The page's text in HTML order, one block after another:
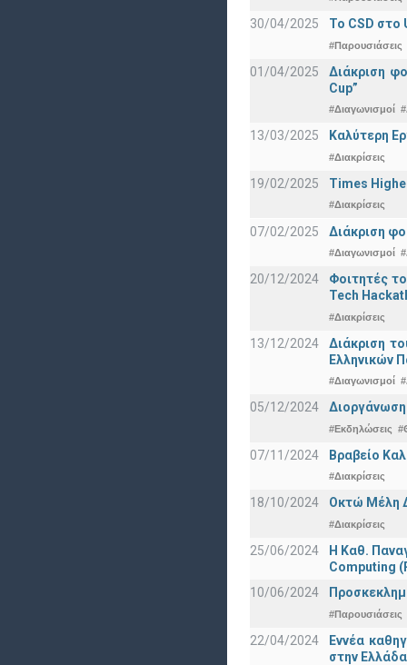
30/04/2025 To CSD στο
#Παρουσιάσεις
01/04/2025
Διάκριση
Cup”
#Διαγωνισμοί
13/03/2025 Καλύτερη
#Διακρίσεις
19/02/2025 Times
#Διακρίσεις
07/02/2025 Διάκριση
#Διαγωνισμοί
20/12/2024
Φοιτητές
Tech
#Διακρίσεις
13/12/2024
Διάκριση
Ελληνικών
#Διαγωνισμοί
05/12/2024
#Εκδηλώσεις
07/11/2024 Βραβείο
#Διακρίσεις
18/10/2024 Οκτώ Μέλη
#Διακρίσεις
25/06/2024
Η Καθ.
Computing
10/06/2024
#Παρουσιάσεις
22/04/2024
Εννέα
στην